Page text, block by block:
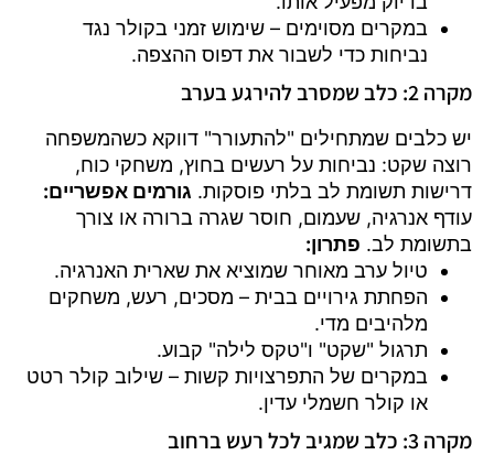
במקרים מסוימים – שימוש זמני בקולר נגד
נביחות כדי לשבור את דפוס ההצפה.
מקרה 2: כלב שמסרב להירגע בערב
יש כלבים שמתחילים "להתעורר" דווקא כשהמשפחה
רוצה שקט: נביחות על רעשים בחוץ, משחקי כוח,
דרישות תשומת לב בלתי פוסקות. גורמים אפשריים:
עודף אנרגיה, שעמום, חוסר שגרה ברורה או צורך
בתשומת לב. פתרון:
טיול ערב מאוחר שמוציא את שארית האנרגיה.
הפחתת גירויים בבית – מסכים, רעש, משחקים
מלהיבים מדי.
תרגול "שקט" ו"טקס לילה" קבוע.
במקרים של התפרצויות קשות – שילוב קולר רטט
או קולר חשמלי עדין.
מקרה 3: כלב שמגיב לכל רעש ברחוב